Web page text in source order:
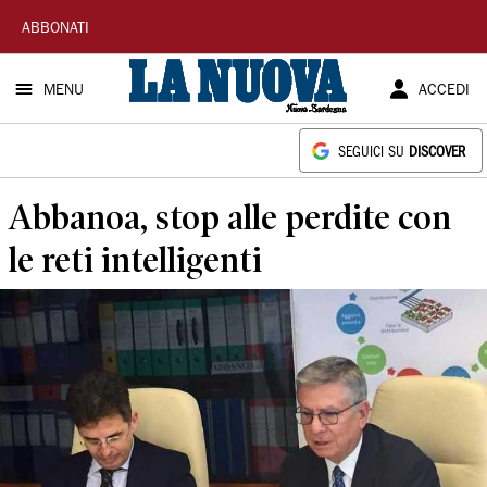
La
Nuova
Sardegna
ABBONATI
MENU ACCEDI
SEGUICI SU DISCOVER
Abbanoa, stop alle perdite con
le reti intelligenti